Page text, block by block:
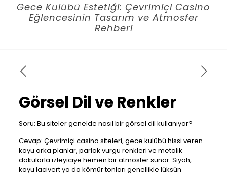
Gece Kulübü Estetiği: Çevrimiçi Casino
Eğlencesinin Tasarım ve Atmosfer
Rehberi
Görsel Dil ve Renkler
Soru: Bu siteler genelde nasıl bir görsel dil kullanıyor?
Cevap: Çevrimiçi casino siteleri, gece kulübü hissi veren
koyu arka planlar, parlak vurgu renkleri ve metalik
dokularla izleyiciye hemen bir atmosfer sunar. Siyah,
koyu lacivert ya da kömür tonları genellikle lüksün